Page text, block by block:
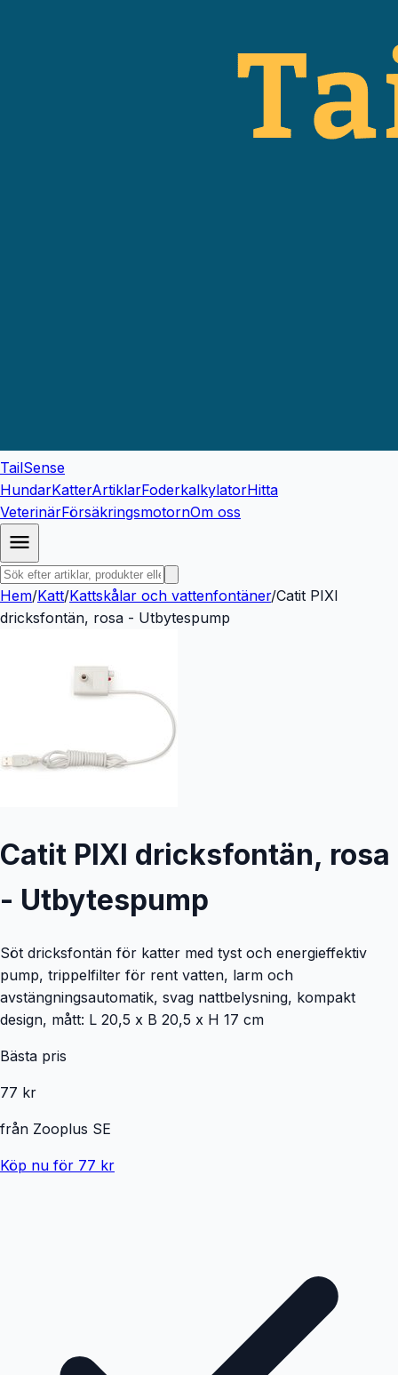
TailSense
HundarKatterArtiklarFoderkalkylatorHitta
VeterinärFörsäkringsmotornOm oss
Hem/Katt/Kattskålar och vattenfontäner/Catit PIXI
dricksfontän, rosa - Utbytespump
Catit PIXI dricksfontän, rosa
- Utbytespump
Söt dricksfontän för katter med tyst och energieffektiv
pump, trippelfilter för rent vatten, larm och
avstängningsautomatik, svag nattbelysning, kompakt
design, mått: L 20,5 x B 20,5 x H 17 cm
Bästa pris
77 kr
från Zooplus SE
Köp nu för 77 kr